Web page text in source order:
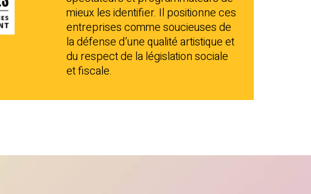
mieux les identifier. Il positionne ces
entreprises comme soucieuses de
la défense d’une qualité artistique et
du respect de la législation sociale
et fiscale.